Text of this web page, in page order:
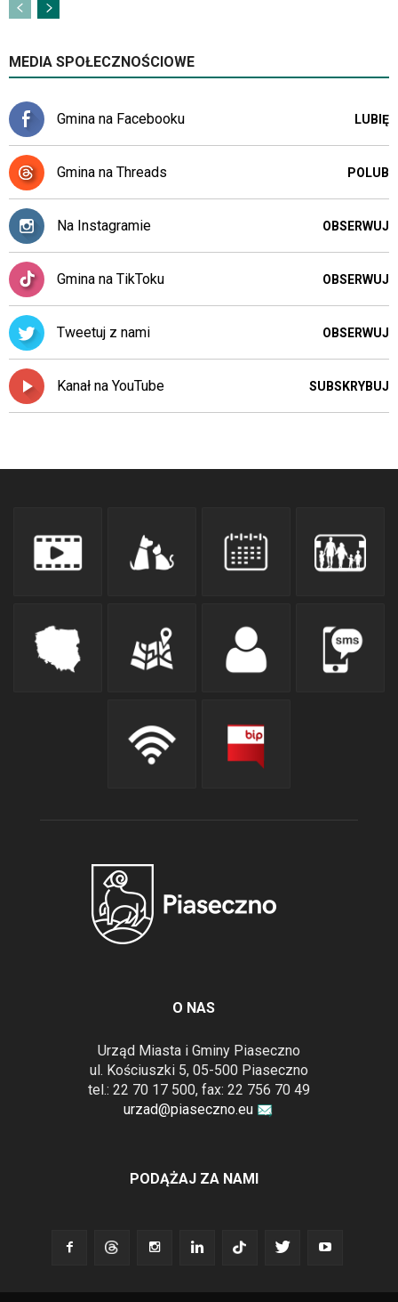
MEDIA SPOŁECZNOŚCIOWE
Gmina na Facebooku LUBIĘ
Gmina na Threads POLUB
Na Instagramie OBSERWUJ
Gmina na TikToku OBSERWUJ
Tweetuj z nami OBSERWUJ
Kanał na YouTube SUBSKRYBUJ
O NAS
Urząd Miasta i Gminy Piaseczno
ul. Kościuszki 5, 05-500 Piaseczno
tel.: 22 70 17 500, fax: 22 756 70 49
urzad@piaseczno.eu
PODĄŻAJ ZA NAMI